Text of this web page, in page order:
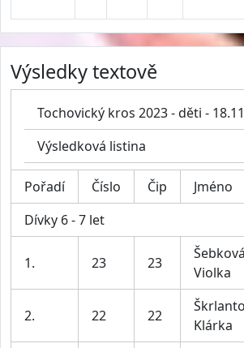
Výsledky textově
Tochovický kros 2023 - děti -
Výsledková listina
Pořadí Číslo Čip Jméno
Dívky 6 - 7 let
1. 23 23
Šebková
Violka
2. 22 22
Klárka